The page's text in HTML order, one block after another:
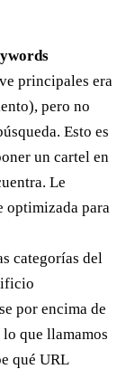
principales era
pero no
Esto es
un cartel en
Le
optimizada para
categorías del
por encima de
que llamamos
qué URL